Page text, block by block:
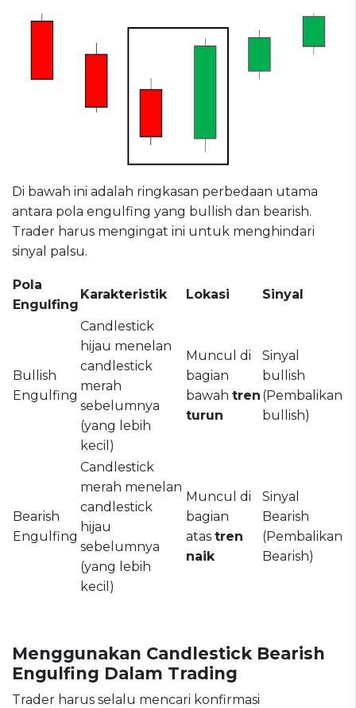
Di bawah ini adalah ringkasan perbedaan utama
antara pola engulfing yang bullish dan bearish.
Trader harus mengingat ini untuk menghindari
sinyal palsu.
Pola
Engulfing
Karakteristik Lokasi Sinyal
Bullish
Engulfing
Candlestick
hijau menelan
candlestick
merah
sebelumnya
(yang lebih
kecil)
Muncul di
bagian
bawah tren
turun
Sinyal
bullish
(Pembalikan
bullish)
Bearish
Engulfing
Candlestick
merah menelan
candlestick
hijau
sebelumnya
(yang lebih
kecil)
Muncul di
bagian
atas tren
naik
Sinyal
Bearish
(Pembalikan
Bearish)
Menggunakan Candlestick Bearish
Engulfing Dalam Trading
Trader harus selalu mencari konfirmasi